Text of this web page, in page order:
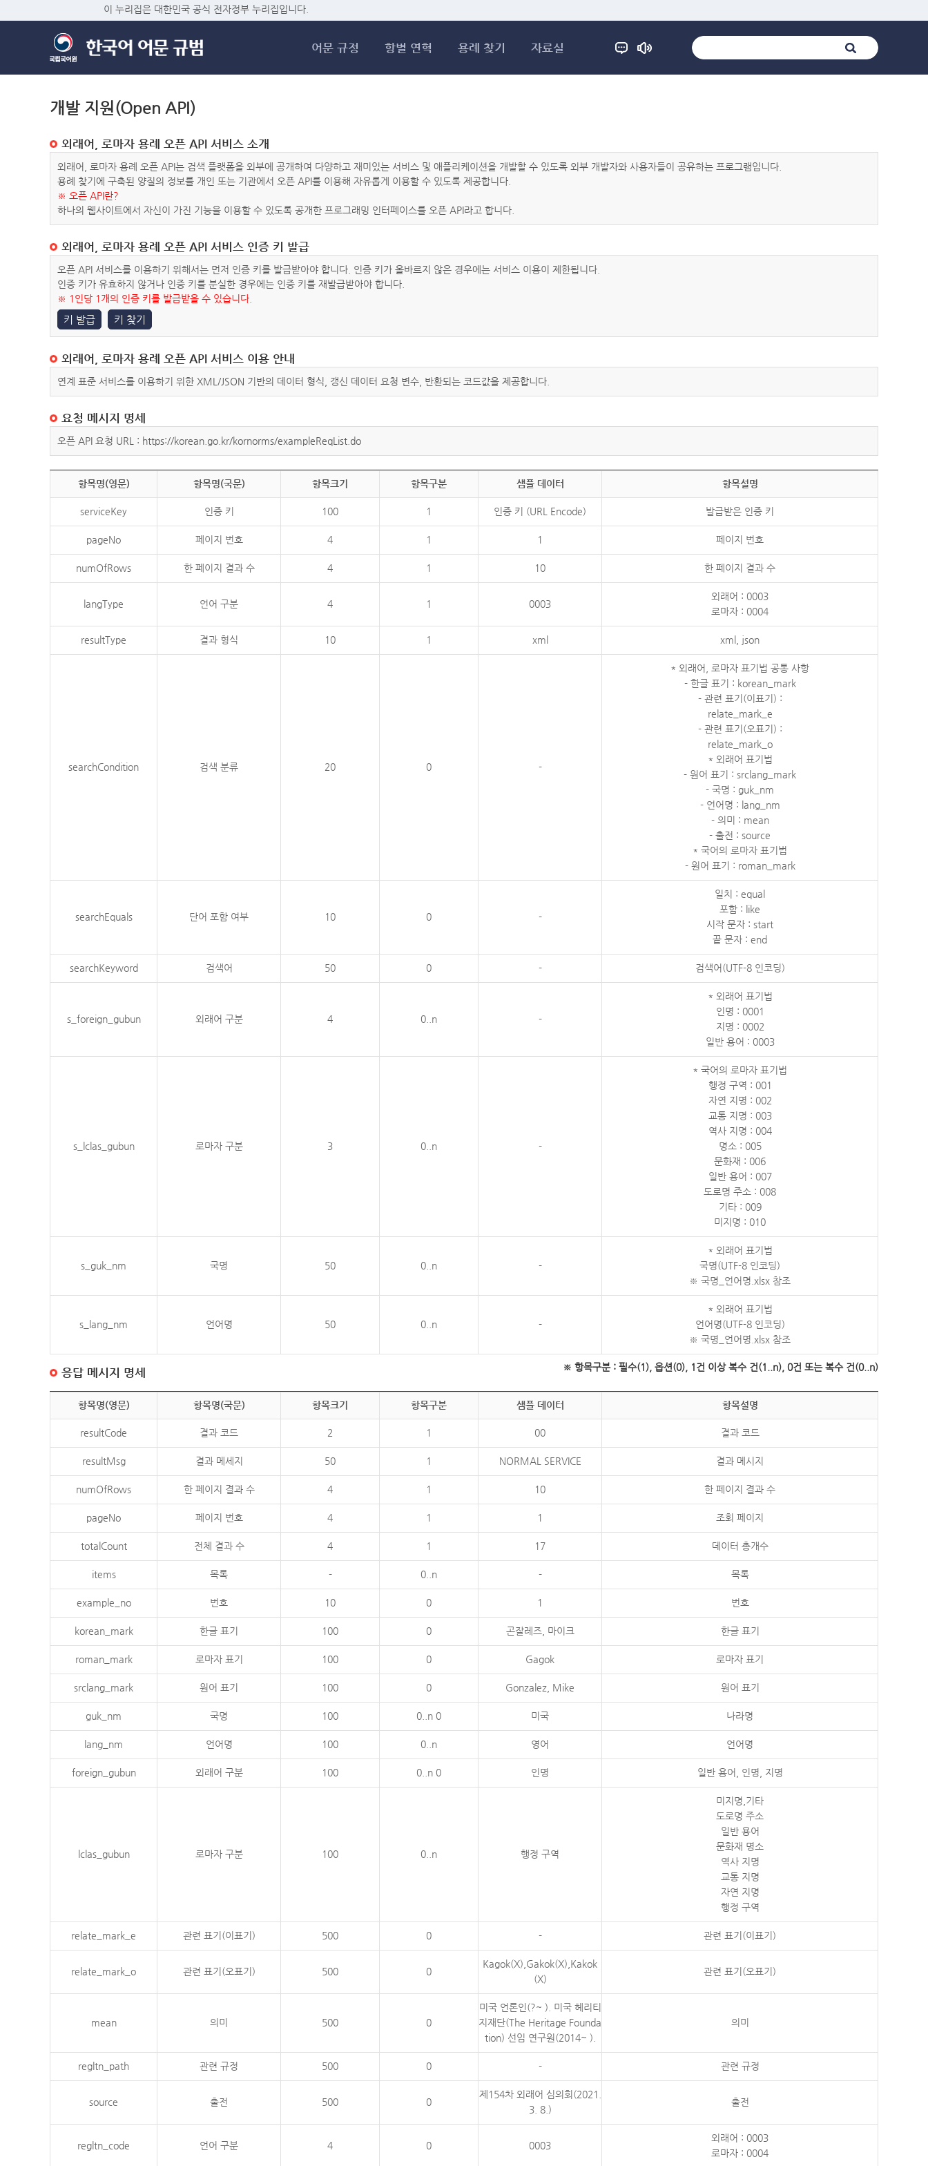
이 누리집은 대한민국 공식 전자정부 누리집입니다.
어문 규정 항별 연혁 용례 찾기 자료실
개발 지원(Open API)
외래어, 로마자 용례 오픈 API 서비스 소개
외래어, 로마자 용례 오픈 API는 검색 플랫폼을 외부에 공개하여 다양하고 재미있는 서비스 및 애플리케이션을 개발할 수 있도록 외부 개발자와 사용자들이 공유하는 프로그램입니다.
용례 찾기에 구축된 양질의 정보를 개인 또는 기관에서 오픈 API를 이용해 자유롭게 이용할 수 있도록 제공합니다.
※ 오픈 API란?
하나의 웹사이트에서 자신이 가진 기능을 이용할 수 있도록 공개한 프로그래밍 인터페이스를 오픈 API라고 합니다.
외래어, 로마자 용례 오픈 API 서비스 인증 키 발급
오픈 API 서비스를 이용하기 위해서는 먼저 인증 키를 발급받아야 합니다. 인증 키가 올바르지 않은 경우에는 서비스 이용이 제한됩니다.
인증 키가 유효하지 않거나 인증 키를 분실한 경우에는 인증 키를 재발급받아야 합니다.
※ 1인당 1개의 인증 키를 발급받을 수 있습니다.
키 발급 키 찾기
외래어, 로마자 용례 오픈 API 서비스 이용 안내
연계 표준 서비스를 이용하기 위한 XML/JSON 기반의 데이터 형식, 갱신 데이터 요청 변수, 반환되는 코드값을 제공합니다.
요청 메시지 명세
오픈 API 요청 URL : https://korean.go.kr/kornorms/exampleReqList.do
항목명(영문) 항목명(국문) 항목크기 항목구분 샘플 데이터 항목설명
serviceKey 인증 키 100 1 인증 키 (URL Encode) 발급받은 인증 키
pageNo 페이지 번호 4 1 1 페이지 번호
numOfRows 한 페이지 결과 수 4 1 10 한 페이지 결과 수
langType 언어 구분 4 1 0003
외래어 : 0003
로마자 : 0004
resultType 결과 형식 10 1 xml xml, json
searchCondition 검색 분류 20 0 -
* 외래어, 로마자 표기법 공통 사항
- 한글 표기 : korean_mark
- 관련 표기(이표기) :
relate_mark_e
- 관련 표기(오표기) :
relate_mark_o
* 외래어 표기법
- 원어 표기 : srclang_mark
- 국명 : guk_nm
- 언어명 : lang_nm
- 의미 : mean
- 출전 : source
* 국어의 로마자 표기법
- 원어 표기 : roman_mark
searchEquals 단어 포함 여부 10 0 -
일치 : equal
포함 : like
시작 문자 : start
끝 문자 : end
searchKeyword 검색어 50 0 - 검색어(UTF-8 인코딩)
s_foreign_gubun 외래어 구분 4 0..n -
* 외래어 표기법
인명 : 0001
지명 : 0002
일반 용어 : 0003
s_lclas_gubun 로마자 구분 3 0..n -
* 국어의 로마자 표기법
행정 구역 : 001
자연 지명 : 002
교통 지명 : 003
역사 지명 : 004
명소 : 005
문화재 : 006
일반 용어 : 007
도로명 주소 : 008
기타 : 009
미지명 : 010
s_guk_nm 국명 50 0..n -
* 외래어 표기법
국명(UTF-8 인코딩)
※ 국명_언어명.xlsx 참조
s_lang_nm 언어명 50 0..n -
* 외래어 표기법
언어명(UTF-8 인코딩)
※ 국명_언어명.xlsx 참조
※ 항목구분 : 필수(1), 옵션(0), 1건 이상 복수 건(1..n), 0건 또는 복수 건(0..n)
응답 메시지 명세
항목명(영문) 항목명(국문) 항목크기 항목구분 샘플 데이터 항목설명
resultCode 결과 코드 2 1 00 결과 코드
resultMsg 결과 메세지 50 1 NORMAL SERVICE 결과 메시지
numOfRows 한 페이지 결과 수 4 1 10 한 페이지 결과 수
pageNo 페이지 번호 4 1 1 조회 페이지
totalCount 전체 결과 수 4 1 17 데이터 총개수
items 목록 - 0..n - 목록
example_no 번호 10 0 1 번호
korean_mark 한글 표기 100 0 곤잘레즈, 마이크 한글 표기
roman_mark 로마자 표기 100 0 Gagok 로마자 표기
srclang_mark 원어 표기 100 0 Gonzalez, Mike 원어 표기
guk_nm 국명 100 0..n 0 미국 나라명
lang_nm 언어명 100 0..n 영어 언어명
foreign_gubun 외래어 구분 100 0..n 0 인명 일반 용어, 인명, 지명
lclas_gubun 로마자 구분 100 0..n 행정 구역
미지명,기타
도로명 주소
일반 용어
문화재 명소
역사 지명
교통 지명
자연 지명
행정 구역
relate_mark_e 관련 표기(이표기) 500 0 - 관련 표기(이표기)
relate_mark_o 관련 표기(오표기) 500 0
Kagok(X),Gakok(X),Kakok
(X)
관련 표기(오표기)
mean 의미 500 0
미국 언론인(?~ ). 미국 헤리티
지재단(The Heritage Founda
tion) 선임 연구원(2014~ ).
의미
regltn_path 관련 규정 500 0 - 관련 규정
source 출전 500 0
제154차 외래어 심의회(2021.
3. 8.)
출전
regltn_code 언어 구분 4 0 0003
외래어 : 0003
로마자 : 0004